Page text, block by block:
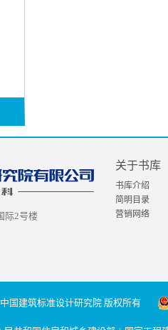
际2号楼
关于书库
书库介绍
简明目录
营销网络
国建筑标准设计研究院 版权所有